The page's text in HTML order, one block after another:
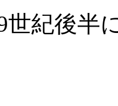
世紀後